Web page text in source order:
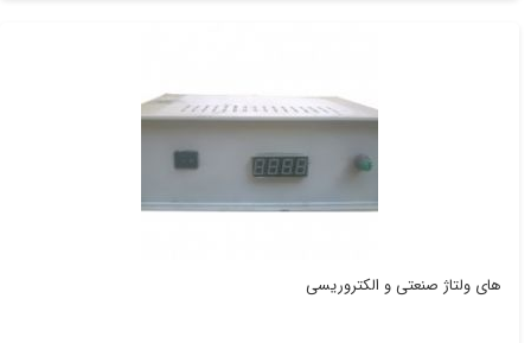
های ولتاژ صنعتی و الکتروریسی